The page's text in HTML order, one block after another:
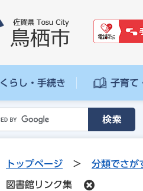
くらし・手続き 子育て
トップページ > 分類でさが
図書館リンク集